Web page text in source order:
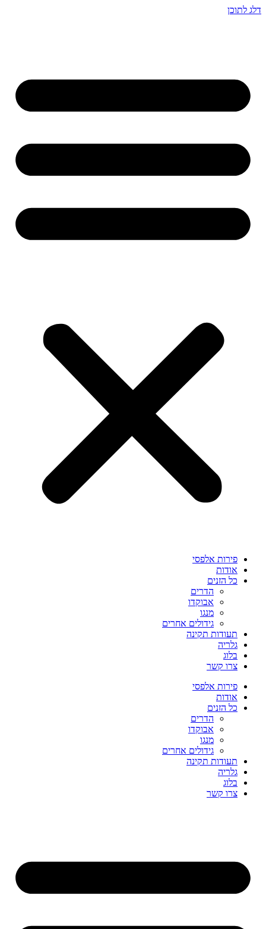
דלג לתוכן
פירות אלפסי
אודות
כל הזנים
הדרים
אבוקדו
מנגו
גידולים אחרים
תעודות תקינה
גלריה
בלוג
צרו קשר
פירות אלפסי
אודות
כל הזנים
הדרים
אבוקדו
מנגו
גידולים אחרים
תעודות תקינה
גלריה
בלוג
צרו קשר